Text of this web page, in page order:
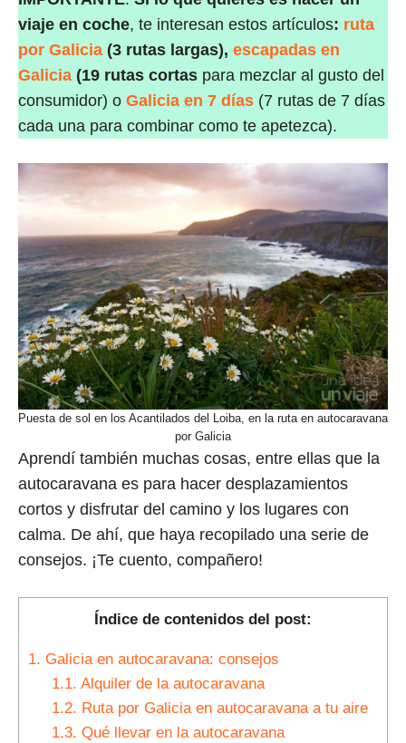
viaje en coche, te interesan estos artículos: ruta
por Galicia (3 rutas largas), escapadas en
Galicia (19 rutas cortas para mezclar al gusto del
consumidor) o Galicia en 7 días (7 rutas de 7 días
cada una para combinar como te apetezca).
Puesta de sol en los Acantilados del Loiba, en la ruta en autocaravana
por Galicia
Aprendí también muchas cosas, entre ellas que la
autocaravana es para hacer desplazamientos
cortos y disfrutar del camino y los lugares con
calma. De ahí, que haya recopilado una serie de
consejos. ¡Te cuento, compañero!
Índice de contenidos del post:
1. Galicia en autocaravana: consejos
1.1. Alquiler de la autocaravana
1.2. Ruta por Galicia en autocaravana a tu aire
1.3. Qué llevar en la autocaravana